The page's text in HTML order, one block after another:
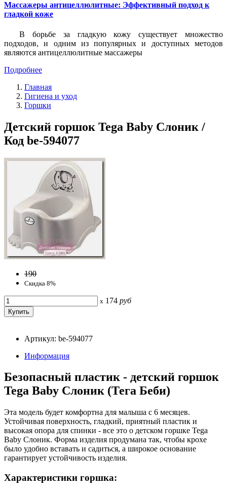
Массажеры антицеллюлитные: Эффективный подход к
гладкой коже
В борьбе за гладкую кожу существует множество
подходов, и одним из популярных и доступных методов
являются антицеллюлитные массажеры
Подробнее
Главная
Гигиена и уход
Горшки
Детский горшок Tega Baby Слоник /
Код be-594077
190
Скидка 8%
x 174 руб
Артикул: be-594077
Информация
Безопасный пластик - детский горшок
Tega Baby Слоник (Тега Беби)
Эта модель будет комфортна для малыша с 6 месяцев.
Устойчивая поверхность, гладкий, приятный пластик и
высокая опора для спинки - все это о детском горшке Tega
Baby Слоник. Форма изделия продумана так, чтобы крохе
было удобно вставать и садиться, а широкое основание
гарантирует устойчивость изделия.
Характеристики горшка: